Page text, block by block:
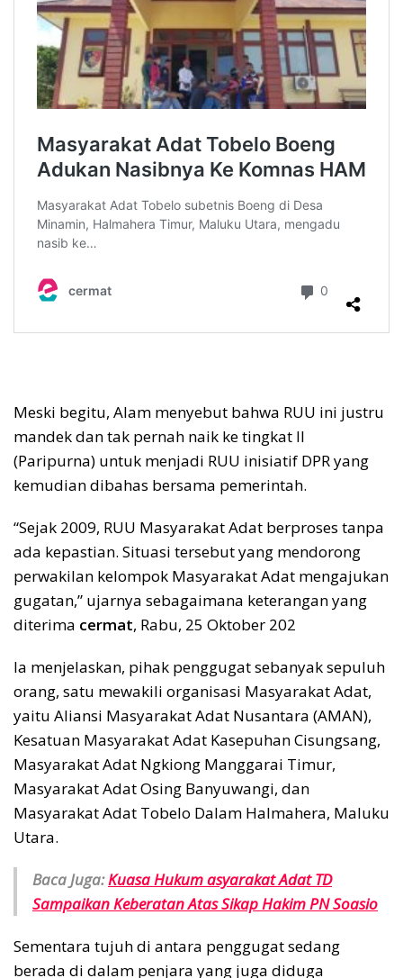
Meski begitu, Alam menyebut bahwa RUU ini justru
mandek dan tak pernah naik ke tingkat II
(Paripurna) untuk menjadi RUU inisiatif DPR yang
kemudian dibahas bersama pemerintah.
“Sejak 2009, RUU Masyarakat Adat berproses tanpa
ada kepastian. Situasi tersebut yang mendorong
perwakilan kelompok Masyarakat Adat mengajukan
gugatan,” ujarnya sebagaimana keterangan yang
diterima cermat, Rabu, 25 Oktober 202
Ia menjelaskan, pihak penggugat sebanyak sepuluh
orang, satu mewakili organisasi Masyarakat Adat,
yaitu Aliansi Masyarakat Adat Nusantara (AMAN),
Kesatuan Masyarakat Adat Kasepuhan Cisungsang,
Masyarakat Adat Ngkiong Manggarai Timur,
Masyarakat Adat Osing Banyuwangi, dan
Masyarakat Adat Tobelo Dalam Halmahera, Maluku
Utara.
Baca Juga:Kuasa Hukum asyarakat Adat TD
Sampaikan Keberatan Atas Sikap Hakim PN Soasio
Sementara tujuh di antara penggugat sedang
berada di dalam penjara yang juga diduga